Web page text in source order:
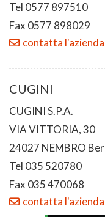
Tel 0577 897510
Fax 0577 898029
contatta l'azienda
CUGINI
CUGINI S.P.A.
VIA VITTORIA, 30
24027 NEMBRO
Tel 035 520780
Fax 035 470068
contatta l'azienda